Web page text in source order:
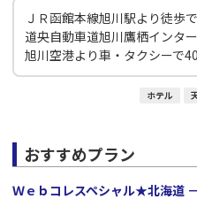
ＪＲ函館本線旭川駅より徒歩
道央自動車道旭川鷹栖インタ
旭川空港より車・タクシーで
ホテル
おすすめプラン
Ｗｅｂコレスペシャル★北海道